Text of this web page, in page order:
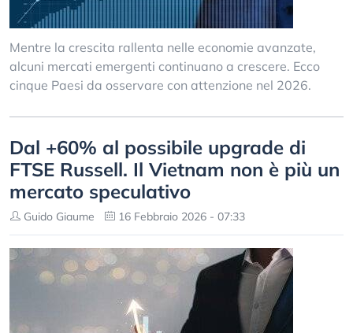
Mentre la crescita rallenta nelle economie avanzate,
alcuni mercati emergenti continuano a crescere. Ecco
cinque Paesi da osservare con attenzione nel 2026.
Dal +60% al possibile upgrade di
FTSE Russell. Il Vietnam non è più un
mercato speculativo
Guido Giaume 16 Febbraio 2026 - 07:33